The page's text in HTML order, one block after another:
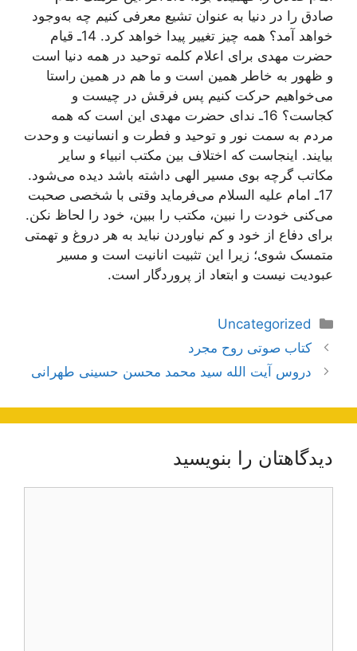
صادق را در دنیا به عنوان تشیع معرفی کنیم چه به‌وجود
خواهد آمد؟ همه چیز تغییر پیدا خواهد کرد. 14ـ قیام
حضرت مهدی برای اعلام کلمه توحید در همه دنیا است
و ظهور به‌ خاطر همین است و ما هم در همین راستا
می‌خواهیم حرکت کنیم پس فرقش در چیست و
کجاست؟ 16ـ ندای حضرت مهدی این است که همه
مردم به سمت نور و توحید و فطرت و انسانیت و وحدت
بیایند. اینجاست که اختلاف بین مکتب انبیاء و سایر
مکاتب گرچه بوی مسیر الهی داشته باشد دیده می‌شود.
17ـ امام علیه السلام می‌فرماید وقتی با شخصی صحبت
می‌کنی خودت را نبین، مکتب را ببین، خود را لحاظ نکن.
برای دفاع از خود و کم نیاوردن نباید به هر دروغ و تهمتی
متمسک شوی؛ زیرا این تثبیت انانیت است و مسیر
عبودیت نیست و ابتعاد از پروردگار است.
دسته‌ها
Uncategorized
ناوبری
نوشته‌ها
کتاب صوتی روح مجرد
دروس آیت الله سید محمد محسن حسینی طهرانی
دیدگاهتان را بنویسید